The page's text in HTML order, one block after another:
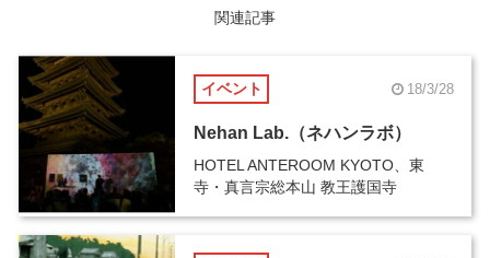
COLUMN
コラム
関連記事
イベント 18/3/28
Nehan Lab.（ネハンラボ）
HOTEL ANTEROOM KYOTO、東
寺・真言宗総本山 教王護国寺